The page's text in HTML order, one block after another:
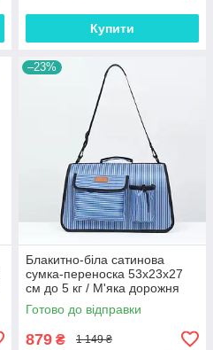
Купити
–23%
Блакитно-біла сатинова
сумка-переноска 53x23x27
см до 5 кг / М'яка дорожня
сумка для комфортних
подорожей з тваринами
Готово до відправки
879 ₴ 1 149 ₴